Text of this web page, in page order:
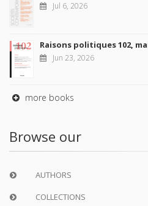
Jul 6, 2026
Raisons politiques 102,
Jun 23, 2026
more books
Browse our
AUTHORS
COLLECTIONS